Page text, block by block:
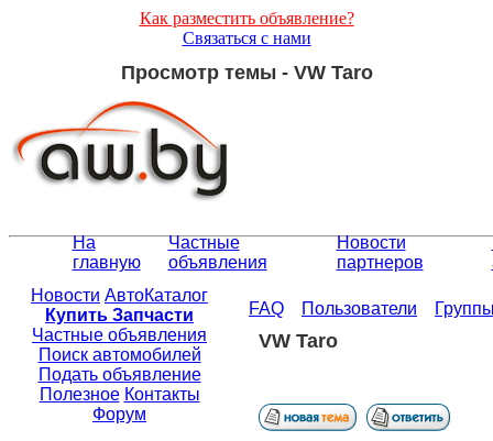
Как разместить объявление?
Связаться с нами
Просмотр темы - VW Taro
На
главную
Частные
объявления
Новости
партнеров
Новости АвтоКаталог
Купить Запчасти
Частные объявления
Поиск автомобилей
Подать объявление
Полезное Контакты
Форум
FAQ Пользователи
VW Taro